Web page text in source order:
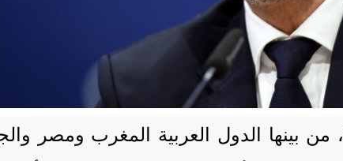
أصدرت 13 دولة مشاركة في نهائيات كأس العالم 2026، من بينها الدول